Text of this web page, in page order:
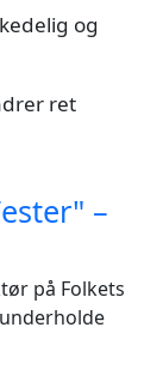
og
ret
–
på Folkets